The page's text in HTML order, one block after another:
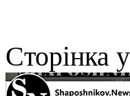
Cторінка